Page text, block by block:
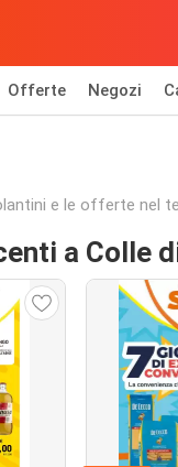
Offerte Negozi
e le offerte nel
a Colle